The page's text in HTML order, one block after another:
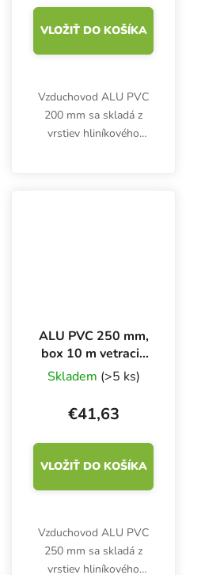
VLOŽIŤ DO KOŠÍKA
Vzduchovod ALU PVC
200 mm sa skladá z
vrstiev hliníkového
ALU PVC 250 mm,
box 10 m vetracie
potrubie
Skladem (>5 ks)
€41,63
VLOŽIŤ DO KOŠÍKA
Vzduchovod ALU PVC
250 mm sa skladá z
vrstiev hliníkového